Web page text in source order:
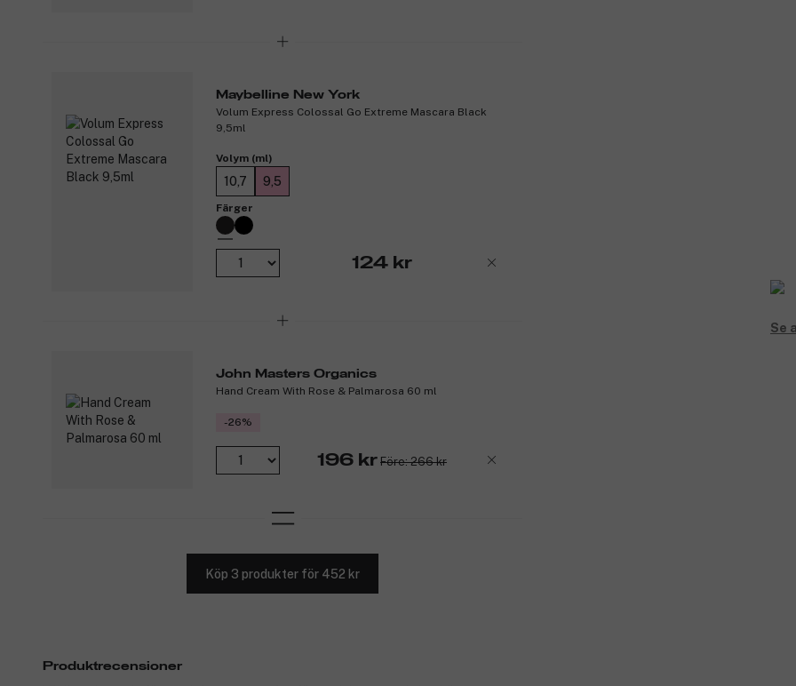
Maybelline New York
Volum Express Colossal Go Extreme Mascara Black
9,5ml
Volym (ml)
10,7 9,5
Färger
124 kr
John Masters Organics
Hand Cream With Rose & Palmarosa 60 ml
-26%
196 kr Före: 266 kr
Köp 3 produkter för 452 kr
Se
Produktrecensioner